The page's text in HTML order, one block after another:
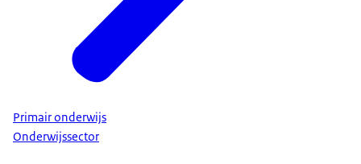
Primair onderwijs
Onderwijssector